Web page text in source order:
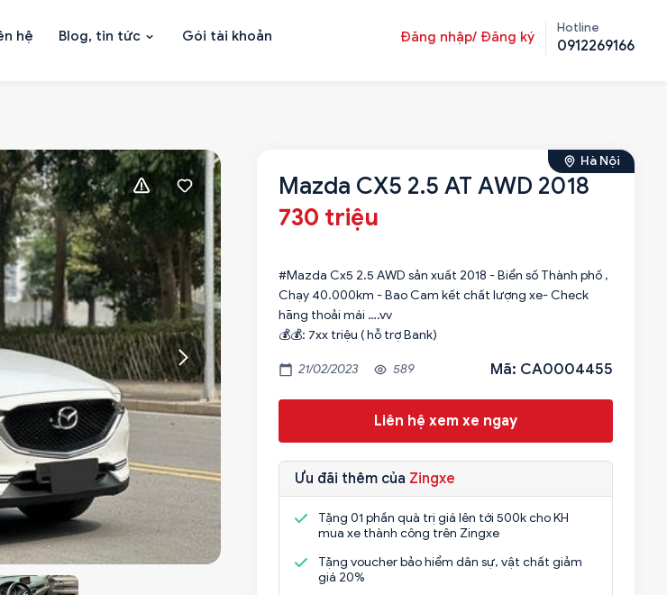
hệ Blog, tin tức Gói tài khoản Đăng nhập/ Đăng ký
Hotline
0912269166
Hà Nội
Mazda CX5 2.5 AT AWD 2018
730 triệu
#Mazda Cx5 2.5 AWD sản xuất 2018 - Biển số Thành phố ,
Chạy 40.000km - Bao Cam kết chất lượng xe- Check
hãng thoải mái ….vv
💰💰: 7xx triệu ( hỗ trợ Bank)
21/02/2023 589 Mã: CA0004455
Liên hệ xem xe ngay
Ưu đãi thêm của Zingxe
Tặng 01 phần quà trị giá lên tới 500k cho KH
mua xe thành công trên Zingxe
Tặng voucher bảo hiểm dân sự, vật chất giảm
giá 20%